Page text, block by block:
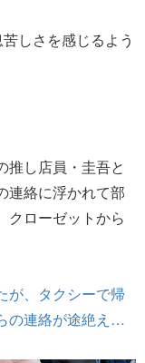
しさを感じるよう
推し店員・圭吾と
連絡に浮かれて部
クローゼットから
が、タクシーで帰
の連絡が途絶え…